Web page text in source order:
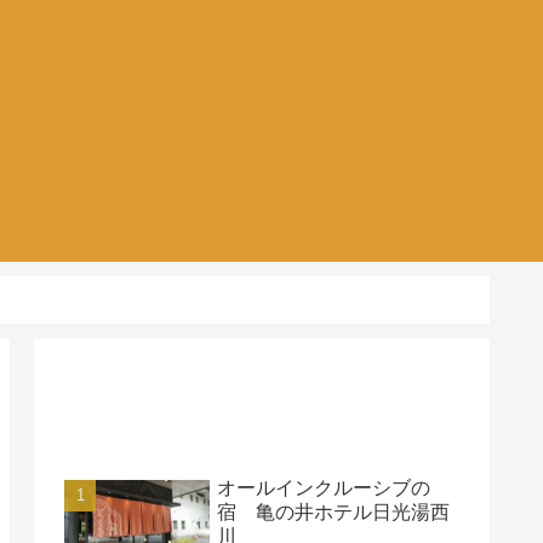
オールインクルーシブの
宿 亀の井ホテル日光湯西
川